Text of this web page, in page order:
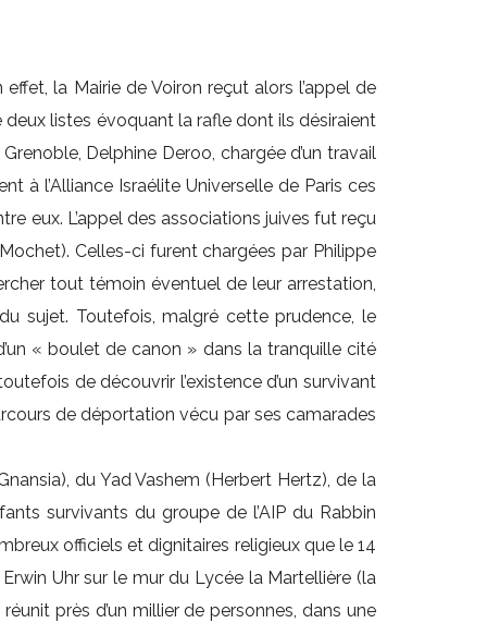
la Mairie de Voiron reçut alors l’appel de
deux listes évoquant la rafle dont ils désiraient
Delphine Deroo, chargée d’un travail
à l’Alliance Israélite Universelle de Paris ces
eux. L’appel des associations juives fut reçu
Celles-ci furent chargées par Philippe
tout témoin éventuel de leur arrestation,
sujet. Toutefois, malgré cette prudence, le
« boulet de canon » dans la tranquille cité
de découvrir l’existence d’un survivant
de déportation vécu par ses camarades
du Yad Vashem (Herbert Hertz), de la
survivants du groupe de l’AIP du Rabbin
officiels et dignitaires religieux que le 14
Uhr sur le mur du Lycée la Martellière (la
près d’un millier de personnes, dans une